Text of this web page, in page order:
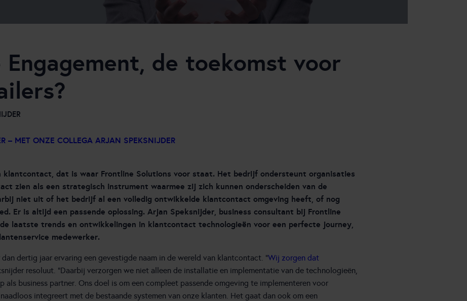
de toekomst voor
– MET ONZE COLLEGA ARJAN SPEKSNIJDER
klantcontact, dat is waar Frontline Solutions voor staat. Het bedrijf ondersteunt organisaties
zien als een strategisch instrument waarmee zij zich kunnen onderscheiden van de
niet uit of het bedrijf al een volledig ontwikkelde klantcontact omgeving heeft, of nog
Er is altijd een passende oplossing. Arjan Speksnijder, business consultant bij Frontline
laatste trends en ontwikkelingen in klantcontact technologieën voor een perfecte journey,
medewerker.
dertig jaar ervaring een gevestigde naam in de wereld van klantcontact. “Wij zorgen dat
resoluut. “Daarbij verzorgen we niet alleen de installatie en implementatie van de technologieën,
als business partner. Ons doel is om een compleet passende omgeving te implementeren voor
integreert met de bestaande systemen van onze klanten. Het gaat dan ook om een